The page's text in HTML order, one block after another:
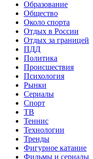
Образование
Общество
Около спорта
Отдых в России
Отдых за границей
ПДД
Политика
Происшествия
Психология
Рынки
Сериалы
Спорт
ТВ
Теннис
Технологии
Тренды
Фигурное катание
Фильмы и сериалы